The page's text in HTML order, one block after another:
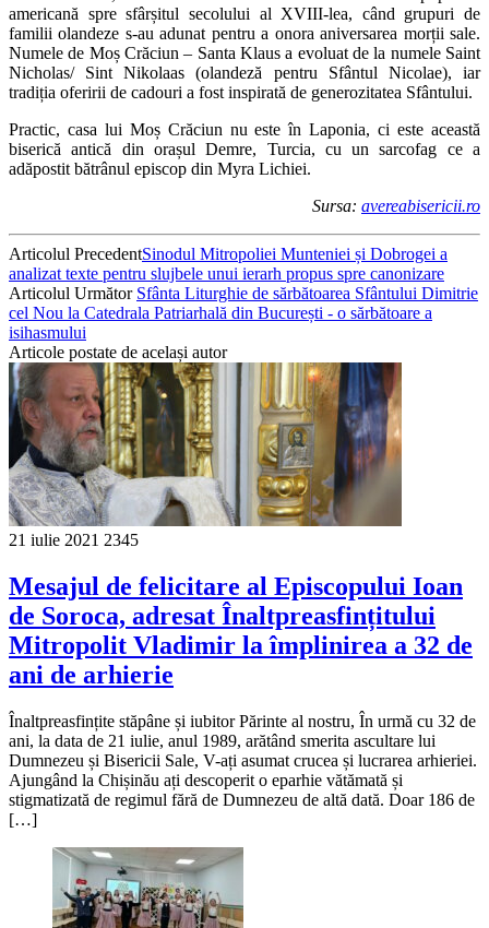
americană spre sfârșitul secolului al XVIII-lea, când grupuri de
familii olandeze s-au adunat pentru a onora aniversarea morții sale.
Numele de Moș Crăciun – Santa Klaus a evoluat de la numele Saint
Nicholas/ Sint Nikolaas (olandeză pentru Sfântul Nicolae), iar
tradiția oferirii de cadouri a fost inspirată de generozitatea Sfântului.
Practic, casa lui Moș Crăciun nu este în Laponia, ci este această
biserică antică din orașul Demre, Turcia, cu un sarcofag ce a
adăpostit bătrânul episcop din Myra Lichiei.
Sursa: avereabisericii.ro
Articolul PrecedentSinodul Mitropoliei Munteniei și Dobrogei a
analizat texte pentru slujbele unui ierarh propus spre canonizare
Articolul Următor Sfânta Liturghie de sărbătoarea Sfântului Dimitrie
cel Nou la Catedrala Patriarhală din București - o sărbătoare a
isihasmului
Articole postate de același autor
21 iulie 2021 2345
Mesajul de felicitare al Episcopului Ioan
de Soroca, adresat Înaltpreasfințitului
Mitropolit Vladimir la împlinirea a 32 de
ani de arhierie
Înaltpreasfințite stăpâne și iubitor Părinte al nostru, În urmă cu 32 de
ani, la data de 21 iulie, anul 1989, arătând smerita ascultare lui
Dumnezeu și Bisericii Sale, V-ați asumat crucea și lucrarea arhieriei.
Ajungând la Chișinău ați descoperit o eparhie vătămată și
stigmatizată de regimul fără de Dumnezeu de altă dată. Doar 186 de
[…]